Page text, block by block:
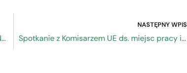
Wnioski ZRP w zakresie zmian w ustawie o odpadach
NASTĘPNY WPIS
Spotkanie z Komisarzem UE ds. miejsc pracy i praw socjalnych